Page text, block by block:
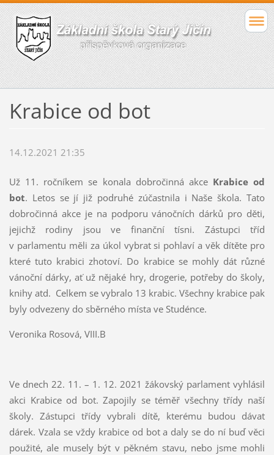
Krabice od bot
14.12.2021 21:35
Už 11. ročníkem se konala dobročinná akce Krabice od
bot. Letos se jí již podruhé zúčastnila i Naše škola. Tato
dobročinná akce je na podporu vánočních dárků pro děti,
jejichž rodiny jsou ve finanční tísni. Zástupci tříd
v parlamentu měli za úkol vybrat si pohlaví a věk dítěte pro
které tuto krabici zhotoví. Do krabice se mohly dát různé
vánoční dárky, ať už nějaké hry, drogerie, potřeby do školy,
knihy atd. Celkem se vybralo 13 krabic. Všechny krabice pak
byly odvezeny do sběrného místa ve Studénce.
Veronika Rosová, VIII.B
Ve dnech 22. 11. – 1. 12. 2021 žákovský parlament vyhlásil
akci Krabice od bot. Zapojily se téměř všechny třídy naší
školy. Zástupci třídy vybrali dítě, kterému budou dávat
dárek. Vzala se vždy krabice od bot a daly se do ní buď věci
použité, ale musely být v pěkném stavu, nebo jsme mohli